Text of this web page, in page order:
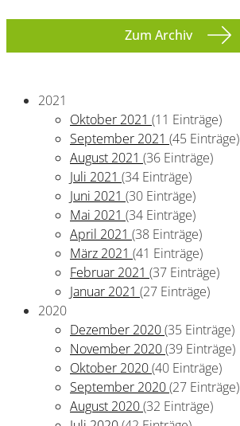
Zum Archiv
2021
Oktober 2021 (11 Einträge)
September 2021 (45 Einträge)
August 2021 (36 Einträge)
Juli 2021 (34 Einträge)
Juni 2021 (30 Einträge)
Mai 2021 (34 Einträge)
April 2021 (38 Einträge)
März 2021 (41 Einträge)
Februar 2021 (37 Einträge)
Januar 2021 (27 Einträge)
2020
Dezember 2020(35 Einträge)
November 2020(39 Einträge)
Oktober 2020(40 Einträge)
September 2020(27 Einträge)
August 2020(32 Einträge)